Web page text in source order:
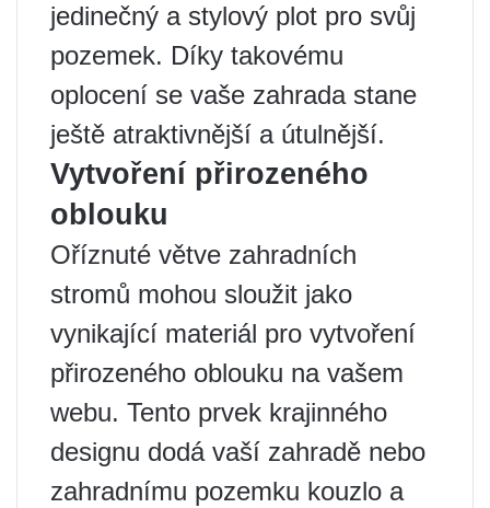
jedinečný a stylový plot pro svůj
pozemek. Díky takovému
oplocení se vaše zahrada stane
ještě atraktivnější a útulnější.
Vytvoření přirozeného
oblouku
Oříznuté větve zahradních
stromů mohou sloužit jako
vynikající materiál pro vytvoření
přirozeného oblouku na vašem
webu. Tento prvek krajinného
designu dodá vaší zahradě nebo
zahradnímu pozemku kouzlo a